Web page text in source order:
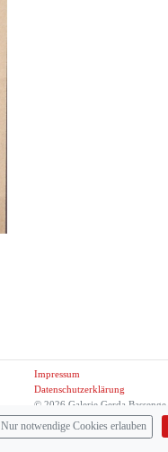
Impressum
Datenschutzerklärung
© 2026 Galerie Gerda Bassenge
Nur notwendige Cookies erlauben